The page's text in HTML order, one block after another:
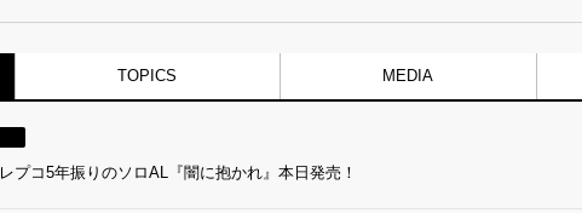
TOPICS MEDIA
プコ5年振りのソロAL『闇に抱かれ』本日発売！